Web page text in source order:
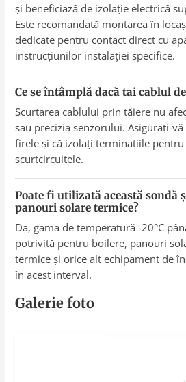
și beneficiază de izolație electrică
Este recomandată montarea în
dedicate pentru contact direct cu
instrucțiunilor instalației specifice.
Ce se întâmplă dacă tai cablul
Scurtarea cablului prin tăiere nu
sau precizia senzorului. Asigurați-
firele și că izolați terminațiile pentru
scurtcircuitele.
Poate fi utilizată această sondă
panouri solare termice?
Da, gama de temperatură -20°C
potrivită pentru boilere, panouri
termice și orice alt echipament de
în acest interval.
Galerie foto